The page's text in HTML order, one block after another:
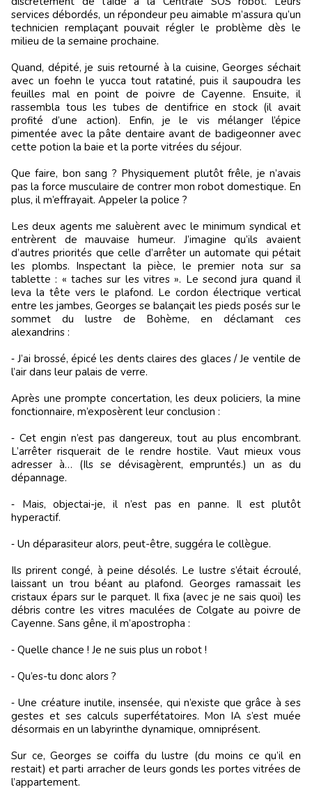
services débordés, un répondeur peu aimable m’assura qu’un
technicien remplaçant pouvait régler le problème dès le
milieu de la semaine prochaine.
Quand, dépité, je suis retourné à la cuisine, Georges séchait
avec un foehn le yucca tout ratatiné, puis il saupoudra les
feuilles mal en point de poivre de Cayenne. Ensuite, il
rassembla tous les tubes de dentifrice en stock (il avait
profité d’une action). Enfin, je le vis mélanger l’épice
pimentée avec la pâte dentaire avant de badigeonner avec
cette potion la baie et la porte vitrées du séjour.
Que faire, bon sang ? Physiquement plutôt frêle, je n’avais
pas la force musculaire de contrer mon robot domestique. En
plus, il m’effrayait. Appeler la police ?
Les deux agents me saluèrent avec le minimum syndical et
entrèrent de mauvaise humeur. J’imagine qu’ils avaient
d’autres priorités que celle d’arrêter un automate qui pétait
les plombs. Inspectant la pièce, le premier nota sur sa
tablette : « taches sur les vitres ». Le second jura quand il
leva la tête vers le plafond. Le cordon électrique vertical
entre les jambes, Georges se balançait les pieds posés sur le
sommet du lustre de Bohème, en déclamant ces
alexandrins :
‑ J’ai brossé, épicé les dents claires des glaces / Je ventile de
l’air dans leur palais de verre.
Après une prompte concertation, les deux policiers, la mine
fonctionnaire, m’exposèrent leur conclusion :
‑ Cet engin n’est pas dangereux, tout au plus encombrant.
L’arrêter risquerait de le rendre hostile. Vaut mieux vous
adresser à… (Ils se dévisagèrent, empruntés.) un as du
dépannage.
‑ Mais, objectai-je, il n’est pas en panne. Il est plutôt
hyperactif.
‑ Un déparasiteur alors, peut-être, suggéra le collègue.
Ils prirent congé, à peine désolés. Le lustre s’était écroulé,
laissant un trou béant au plafond. Georges ramassait les
cristaux épars sur le parquet. Il fixa (avec je ne sais quoi) les
débris contre les vitres maculées de Colgate au poivre de
Cayenne. Sans gêne, il m’apostropha :
‑ Quelle chance ! Je ne suis plus un robot !
‑ Qu’es-tu donc alors ?
‑ Une créature inutile, insensée, qui n’existe que grâce à ses
gestes et ses calculs superfétatoires. Mon IA s’est muée
désormais en un labyrinthe dynamique, omniprésent.
Sur ce, Georges se coiffa du lustre (du moins ce qu’il en
restait) et parti arracher de leurs gonds les portes vitrées de
l’appartement.